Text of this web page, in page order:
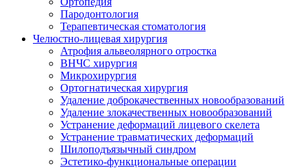
Пародонтология
Терапевтическая стоматология
Челюстно-лицевая хирургия
Атрофия альвеолярного отростка
ВНЧС хирургия
Микрохирургия
Ортогнатическая хирургия
Удаление доброкачественных новообразований
Удаление злокачественных новообразований
Устранение деформаций лицевого скелета
Устранение травматических деформаций
Шилоподъязычный синдром
Эстетико-функциональные операции